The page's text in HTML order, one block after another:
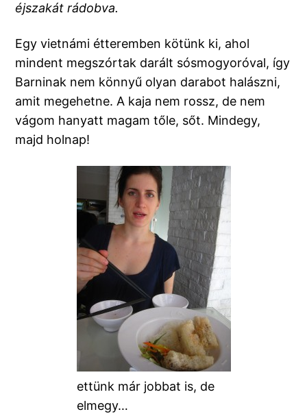
éjszakát rádobva.
Egy vietnámi étteremben kötünk ki, ahol
mindent megszórtak darált sósmogyoróval, így
Barninak nem könnyű olyan darabot halászni,
amit megehetne. A kaja nem rossz, de nem
vágom hanyatt magam tőle, sőt. Mindegy,
majd holnap!
ettünk már jobbat is, de
elmegy…